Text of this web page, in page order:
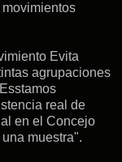
Evita
agrupaciones
real de
en el Concejo
muestra".